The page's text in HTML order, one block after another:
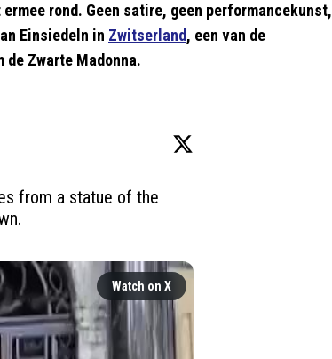
rond. Geen satire, geen performancekunst,
Einsiedeln in Zwitserland, een van de
Zwarte Madonna.
from a statue of the
Watch on X